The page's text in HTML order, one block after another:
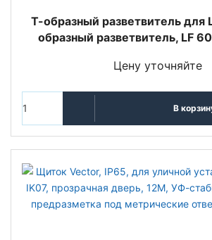
Т-образный разветвитель для
образный разветвитель, LF
Цену уточняйте
В